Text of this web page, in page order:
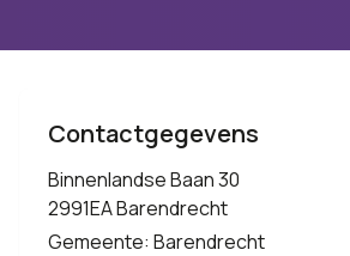
Contactgegevens
Binnenlandse Baan 30
2991EA Barendrecht
Gemeente: Barendrecht